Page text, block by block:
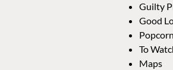
Guilty
Good
Popcorn
To
Maps